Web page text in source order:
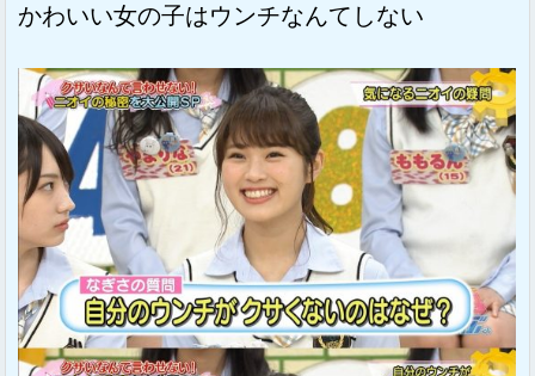
かわいい女の子はウンチなんてしない